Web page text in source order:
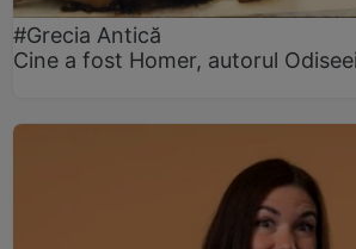
#Grecia Antică
Cine a fost Homer, autorul